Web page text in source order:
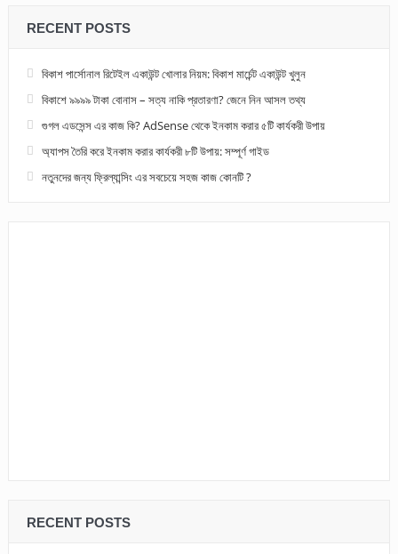
RECENT POSTS
বিকাশ পার্সোনাল রিটেইল একাউন্ট খোলার নিয়ম: বিকাশ মার্চেন্ট একাউন্ট খুলুন
বিকাশে ৯৯৯৯ টাকা বোনাস – সত্য নাকি প্রতারণা? জেনে নিন আসল তথ্য
গুগল এডসেন্স এর কাজ কি? AdSense থেকে ইনকাম করার ৫টি কার্যকরী উপায়
অ্যাপস তৈরি করে ইনকাম করার কার্যকরী ৮টি উপায়: সম্পূর্ণ গাইড
নতুনদের জন্য ফ্রিল্যান্সিং এর সবচেয়ে সহজ কাজ কোনটি ?
RECENT POSTS